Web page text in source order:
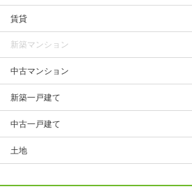
賃貸
新築マンション
中古マンション
新築一戸建て
中古一戸建て
土地